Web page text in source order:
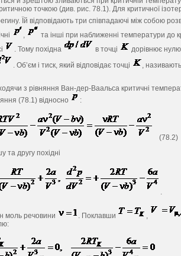
точкою (див. рис. 78.1). Для критичної
Їй відповідають три співпадаючі між собою
,
та інші при наближенні температури до
. Тому похідна в точці
дорівнює
. Об’єм і тиск, який відповідає точці ,
з рівняння Ван-дер-Ваальса критичні
(78.1) відносно
:
(78.2)
та другу похідні
.
моль речовини . Поклавши
,